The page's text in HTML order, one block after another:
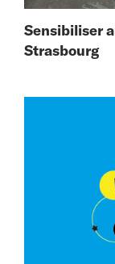
Sensibiliser
Strasbourg